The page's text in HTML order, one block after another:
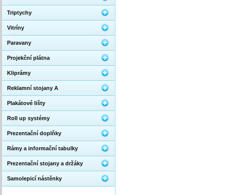
Triptychy
Vitríny
Paravany
Projekční plátna
Kliprámy
Reklamní stojany A
Plakátové lišty
Roll up systémy
Prezentační doplňky
Rámy a informační tabulky
Prezentační stojany a držáky
Samolepicí nástěnky